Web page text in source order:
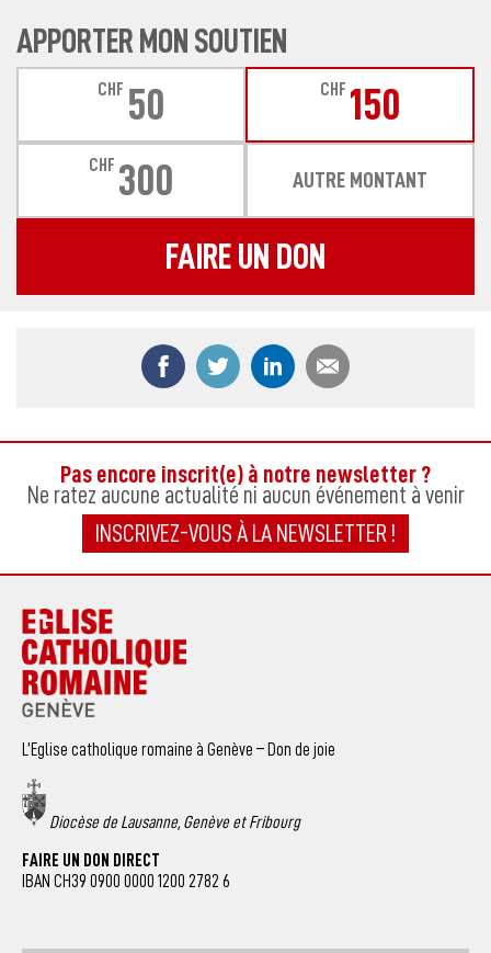
APPORTER MON SOUTIEN
CHF 50 CHF 150
CHF 300 AUTRE MONTANT
FAIRE UN DON
Partager ce contenu sur Facebook
Partager ce contenu sur Twitter
Partager ce contenu
Pas encore inscrit(e) à notre newsletter ?
Ne ratez aucune actualité ni aucun événement à venir
INSCRIVEZ-VOUS À LA NEWSLETTER !
L’Eglise catholique romaine à Genève – Don de joie
Diocèse de Lausanne, Genève et Fribourg
FAIRE UN DON DIRECT
IBAN CH39 0900 0000 1200 2782 6